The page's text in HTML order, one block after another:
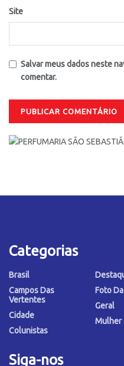
Site
Salvar meus dados neste
comentar.
Categorias
Brasil
Campos Das
Vertentes
Cidade
Colunistas
Foto
Geral
Mulher
Siga-nos